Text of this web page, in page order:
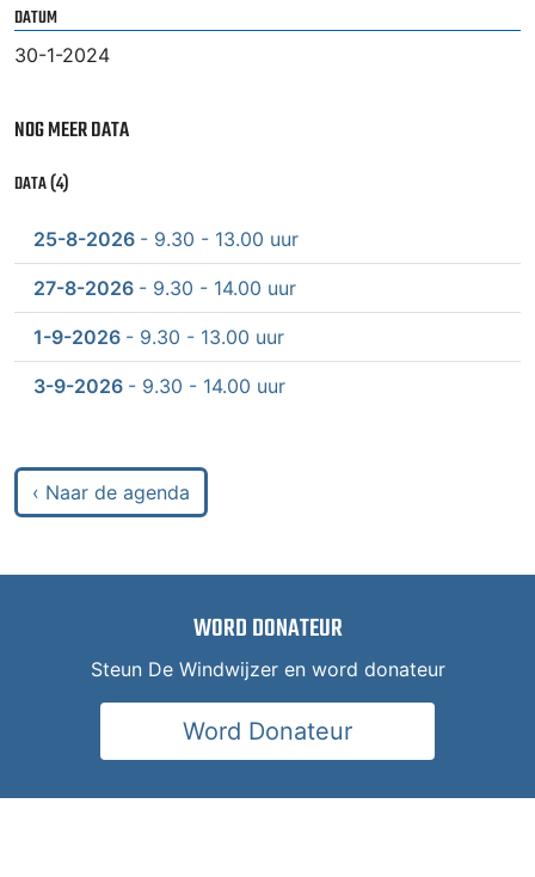
DATUM
30-1-2024
NOG MEER DATA
DATA (4)
25-8-2026 - 9.30 - 13.00 uur
27-8-2026 - 9.30 - 14.00 uur
1-9-2026 - 9.30 - 13.00 uur
3-9-2026 - 9.30 - 14.00 uur
‹ Naar de agenda
WORD DONATEUR
Steun De Windwijzer en word donateur
Word Donateur